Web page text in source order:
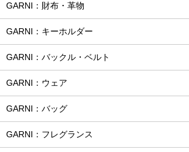
GARNI：財布・革物
GARNI：キーホルダー
GARNI：バックル・ベルト
GARNI：ウェア
GARNI：バッグ
GARNI：フレグランス